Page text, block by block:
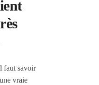
faut savoir
vraie